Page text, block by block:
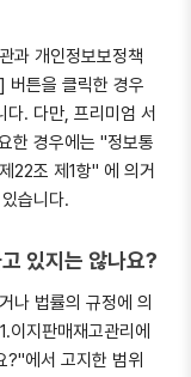
과 개인정보보정책
버튼을 클릭한 경우
. 다만, 프리미엄 서
한 경우에는 "정보통
22조 제1항" 에 의거
습니다.
있지는 않나요?
나 법률의 규정에 의
이지판매재고관리에
?"에서 고지한 범위